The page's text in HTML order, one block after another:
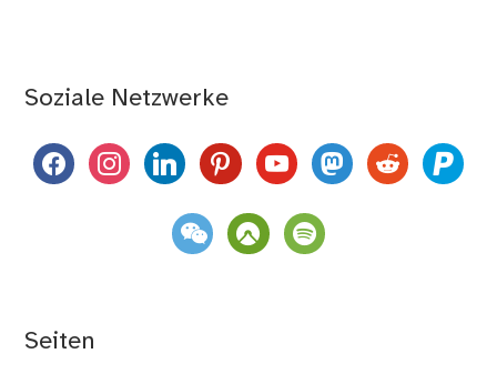
Soziale Netzwerke
facebookinstagramlinkedinpinterestyoutubemastodon
reddit paypal
weixin komootspotify
Seiten